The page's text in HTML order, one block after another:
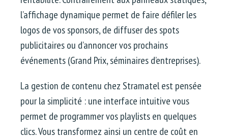
l’affichage dynamique permet de faire défiler les
logos de vos sponsors, de diffuser des spots
publicitaires ou d’annoncer vos prochains
événements (Grand Prix, séminaires d’entreprises).
La gestion de contenu chez Stramatel est pensée
pour la simplicité : une interface intuitive vous
permet de programmer vos playlists en quelques
clics. Vous transformez ainsi un centre de coût en